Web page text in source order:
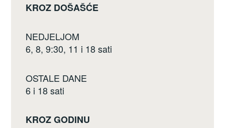
KROZ DOŠAŠĆE
NEDJELJOM
6, 8, 9:30, 11 i 18 sati
OSTALE DANE
6 i 18 sati
KROZ GODINU